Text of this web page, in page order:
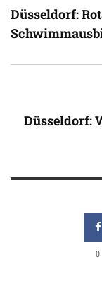
Düsseldorf:
Düsseldorf:
0